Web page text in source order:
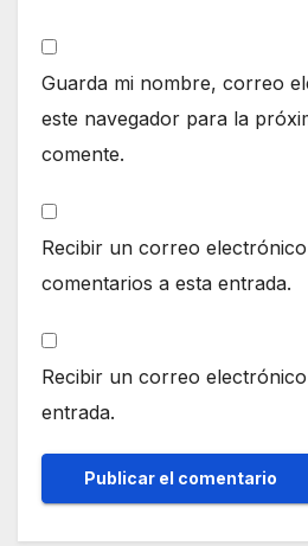
Guarda mi nombre, correo
este navegador para la
comente.
Recibir un correo
comentarios a esta entrada.
Recibir un correo
entrada.